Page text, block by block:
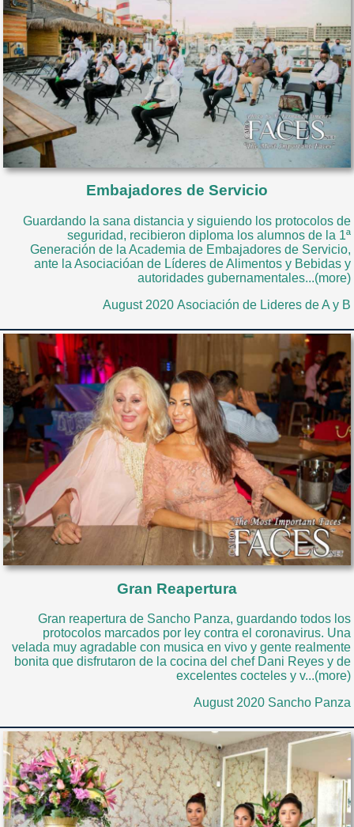
Embajadores de Servicio
Guardando la sana distancia y siguiendo los protocolos de
seguridad, recibieron diploma los alumnos de la 1ª
Generación de la Academia de Embajadores de Servicio,
ante la Asociacióan de Líderes de Alimentos y Bebidas y
autoridades gubernamentales...(more)
August 2020 Asociación de Lideres de A y B
Gran Reapertura
Gran reapertura de Sancho Panza, guardando todos los
protocolos marcados por ley contra el coronavirus. Una
velada muy agradable con musica en vivo y gente realmente
bonita que disfrutaron de la cocina del chef Dani Reyes y de
excelentes cocteles y v...(more)
August 2020 Sancho Panza